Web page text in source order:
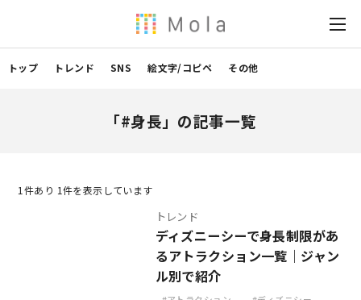
トップ トレンド SNS 絵文字/コピペ その他
「#身長」の記事一覧
1 件あり 1件を表示しています
トレンド
ディズニーシーで身長制限があ
るアトラクション一覧｜ジャン
ル別で紹介